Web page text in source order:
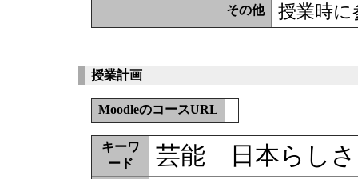
その他 授業時
授業計画
MoodleのコースURL
キーワ
ード
芸能 日本らし